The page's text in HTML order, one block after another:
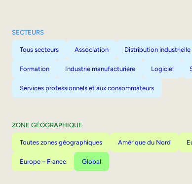
SECTEURS
Tous secteurs Association Distribution industrielle
Formation Industrie manufacturière Logiciel
Services professionnels et aux consommateurs
ZONE GÉOGRAPHIQUE
Toutes zones géographiques Amérique du Nord
Europe – France Global